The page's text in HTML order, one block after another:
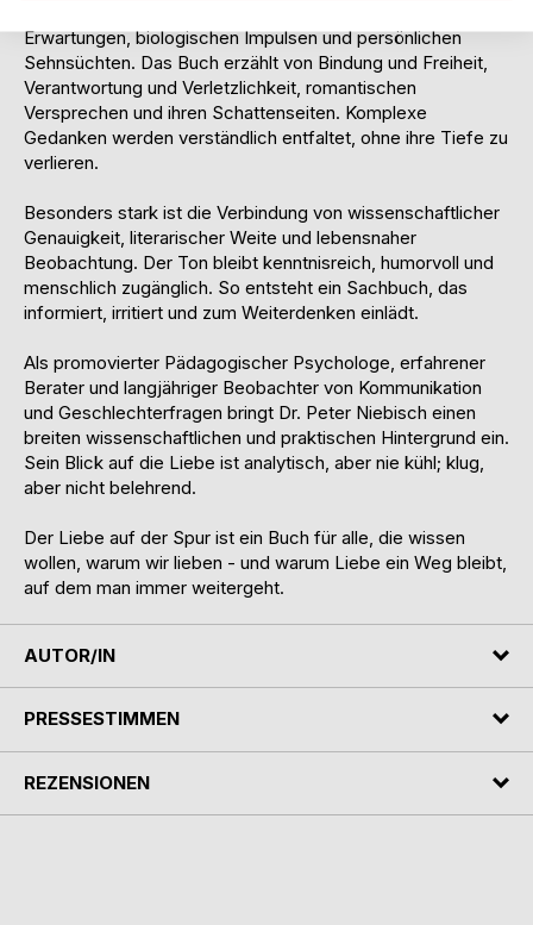
Erwartungen, biologischen Impulsen und persönlichen
Sehnsüchten. Das Buch erzählt von Bindung und Freiheit,
Verantwortung und Verletzlichkeit, romantischen
Versprechen und ihren Schattenseiten. Komplexe
Gedanken werden verständlich entfaltet, ohne ihre Tiefe zu
verlieren.
Besonders stark ist die Verbindung von wissenschaftlicher
Genauigkeit, literarischer Weite und lebensnaher
Beobachtung. Der Ton bleibt kenntnisreich, humorvoll und
menschlich zugänglich. So entsteht ein Sachbuch, das
informiert, irritiert und zum Weiterdenken einlädt.
Als promovierter Pädagogischer Psychologe, erfahrener
Berater und langjähriger Beobachter von Kommunikation
und Geschlechterfragen bringt Dr. Peter Niebisch einen
breiten wissenschaftlichen und praktischen Hintergrund ein.
Sein Blick auf die Liebe ist analytisch, aber nie kühl; klug,
aber nicht belehrend.
Der Liebe auf der Spur ist ein Buch für alle, die wissen
wollen, warum wir lieben - und warum Liebe ein Weg bleibt,
auf dem man immer weitergeht.
AUTOR/IN
PRESSESTIMMEN
REZENSIONEN